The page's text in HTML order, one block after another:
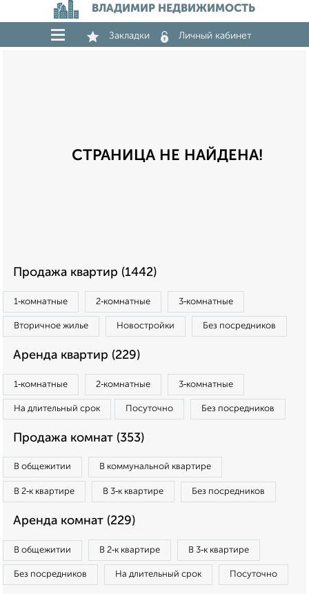
ВЛАДИМИР НЕДВИЖИМОСТЬ
Закладки Личный кабинет
СТРАНИЦА НЕ НАЙДЕНА!
Продажа квартир (1442)
1‑комнатные 2‑комнатные 3‑комнатные
Вторичное жилье Новостройки Без посредников
Аренда квартир (229)
1‑комнатные 2‑комнатные 3‑комнатные
На длительный срок Посуточно Без посредников
Продажа комнат (353)
В общежитии В коммунальной квартире
В 2‑к квартире В 3‑к квартире Без посредников
Аренда комнат (229)
В общежитии В 2‑к квартире В 3‑к квартире
Без посредников На длительный срок Посуточно